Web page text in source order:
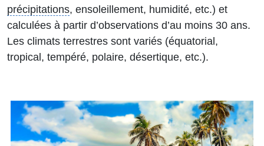
précipitations, ensoleillement, humidité, etc.) et
calculées à partir d’observations d’au moins 30 ans.
Les climats terrestres sont variés (équatorial,
tropical, tempéré, polaire, désertique, etc.).